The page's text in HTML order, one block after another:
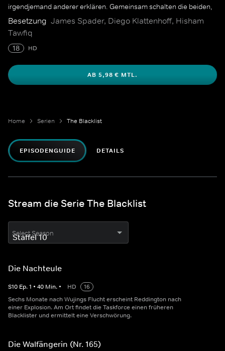
irgendjemand anderer erklären. Gemeinsam schalten die beiden,
der persönlichen "Blacklist" Reds entsprechend, einen Terroristen
nach dem anderen aus.
Besetzung James Spader, Diego Klattenhoff, Hisham
Tawfiq
18 HD
AB 5,98 € MTL.
Home Serien The Blacklist
EPISODENGUIDE DETAILS
Stream die Serie The Blacklist
Select Season
Die Nachteule
S10 Ep.1 • 40 Min. • HD
16
Sechs Monate nach Wujings Flucht erscheint Reddington nach
einer Explosion. Am Ort findet die Taskforce einen früheren
Blacklister und ermittelt eine Verschwörung.
Die Walfängerin (Nr. 165)